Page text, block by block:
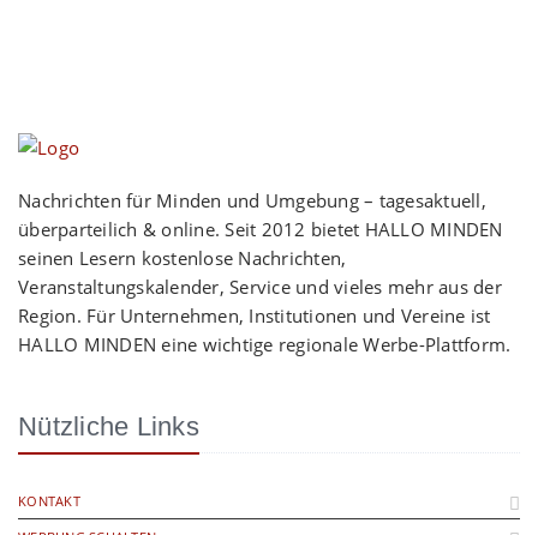
Nachrichten für Minden und Umgebung – tagesaktuell,
überparteilich & online. Seit 2012 bietet HALLO MINDEN
seinen Lesern kostenlose Nachrichten,
Veranstaltungskalender, Service und vieles mehr aus der
Region. Für Unternehmen, Institutionen und Vereine ist
HALLO MINDEN eine wichtige regionale Werbe-Plattform.
Nützliche Links
KONTAKT